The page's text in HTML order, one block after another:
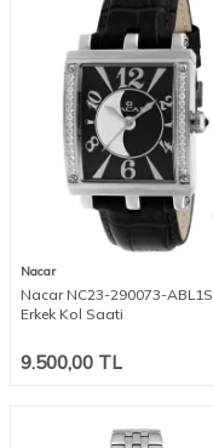
Nacar
Nacar NC23-290073-ABL1S
Erkek Kol Saati
9.500,00 TL